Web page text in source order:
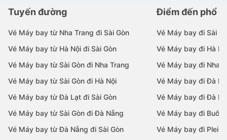
Tuyến đường
Vé Máy bay từ Nha Trang đi Sài Gòn
Vé Máy bay từ Hà Nội đi Sài Gòn
Vé Máy bay từ Sài Gòn đi Nha Trang
Vé Máy bay từ Sài Gòn đi Hà Nội
Vé Máy bay từ Đà Lạt đi Sài Gòn
Vé Máy bay từ Sài Gòn đi Đà Nẵng
Vé Máy bay từ Đà Nẵng đi Sài Gòn
Điểm đến phổ
Vé Máy bay đi Sài
Vé Máy bay đi Hà
Vé Máy bay đi Nha
Vé Máy bay đi Đà
Vé Máy bay đi Đà
Vé Máy bay đi Buôn
Vé Máy bay đi Pleiku